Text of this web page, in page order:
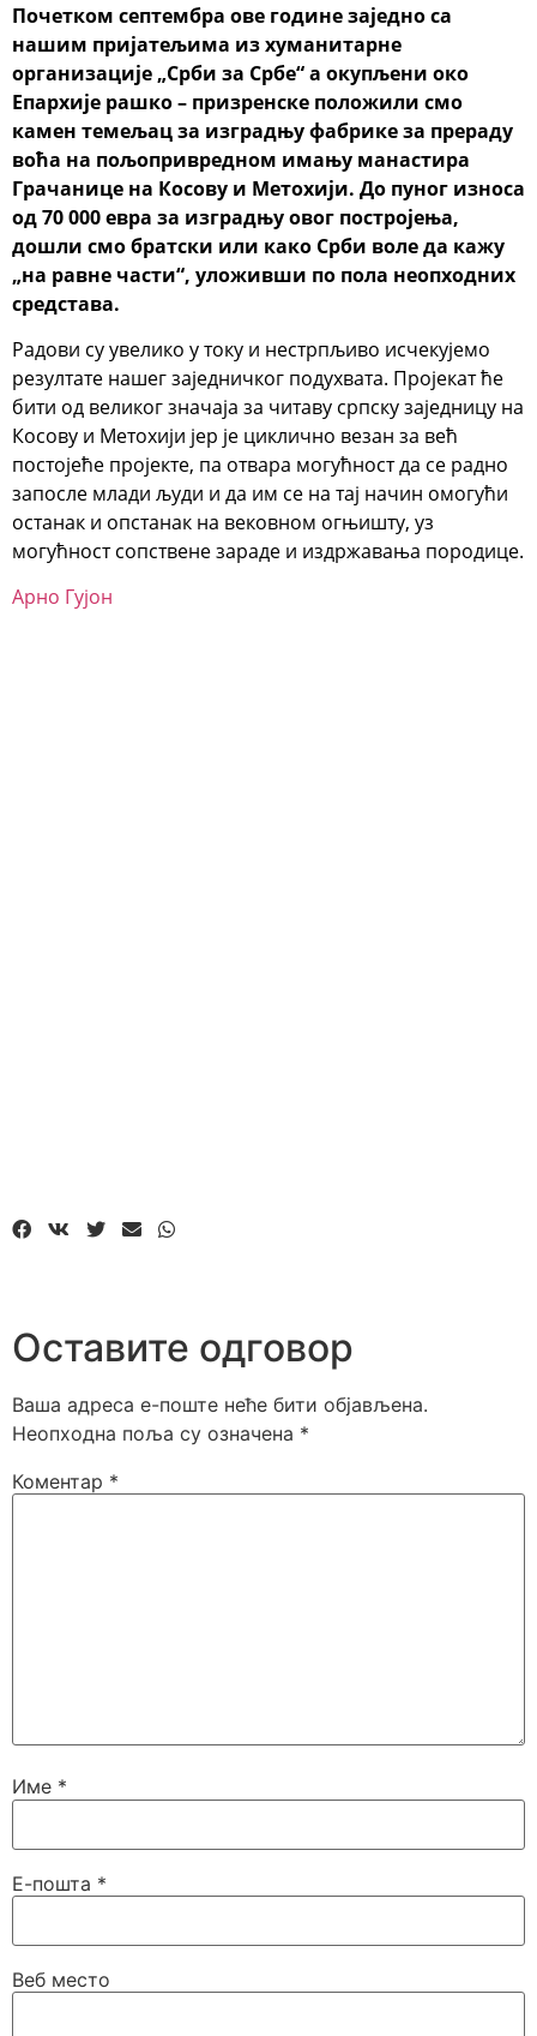
Почетком септембра ове године заједно са
нашим пријатељима из хуманитарне
организације „Срби за Србе“ а окупљени око
Епархије рашко – призренске положили смо
камен темељац за изградњу фабрике за прераду
воћа на пољопривредном имању манастира
Грачанице на Косову и Метохији. До пуног износа
од 70 000 евра за изградњу овог постројења,
дошли смо братски или како Срби воле да кажу
„на равне части“, уложивши по пола неопходних
средстава.
Радови су увелико у току и нестрпљиво исчекујемо
резултате нашег заједничког подухвата. Пројекат ће
бити од великог значаја за читаву српску заједницу на
Косову и Метохији јер је циклично везан за већ
постојеће пројекте, па отвара могућност да се радно
запосле млади људи и да им се на тај начин омогући
останак и опстанак на вековном огњишту, уз
могућност сопствене зараде и издржавања породице.
Арно Гујон
Оставите одговор
Ваша адреса е-поште неће бити објављена.
Неопходна поља су означена *
Коментар *
Име *
Е-пошта *
Веб место